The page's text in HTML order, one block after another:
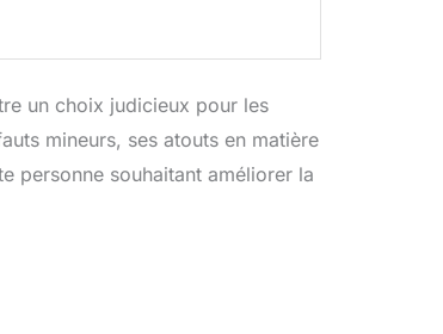
un choix judicieux pour les
mineurs, ses atouts en matière
personne souhaitant améliorer la